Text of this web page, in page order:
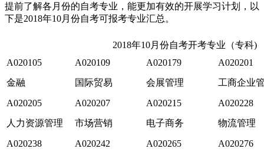
提前了解各月份的自考专业，能更加有效的开展学习计划，以
下是2018年10月份自考可报考专业汇总。
2018年10月份自考开考专业（专科)
A020105
A020109 A020179
A020201
金融
国际贸易 会展管理 工商企业
A020205 A020207 A020215
A020228
人力资源管理
市场营销 电子商务 物流管理
A020238 A020242 A020265
A020276